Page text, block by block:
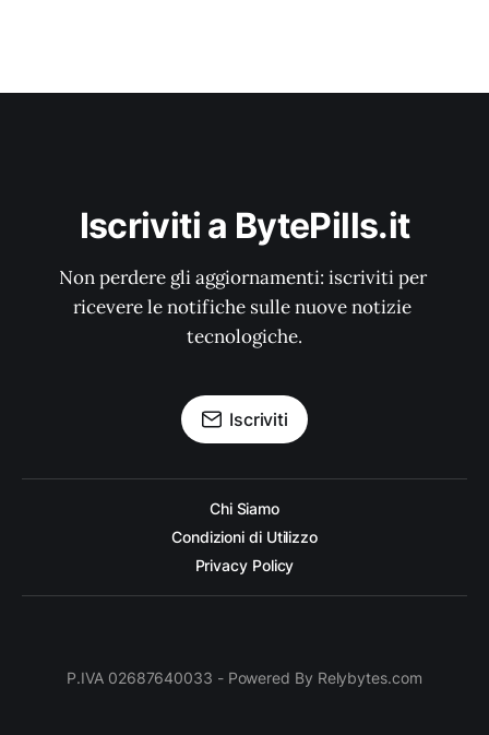
Iscriviti a BytePills.it
Non perdere gli aggiornamenti: iscriviti per
ricevere le notifiche sulle nuove notizie
tecnologiche.
Iscriviti
Chi Siamo
Condizioni di Utilizzo
Privacy Policy
P.IVA 02687640033 - Powered By Relybytes.com